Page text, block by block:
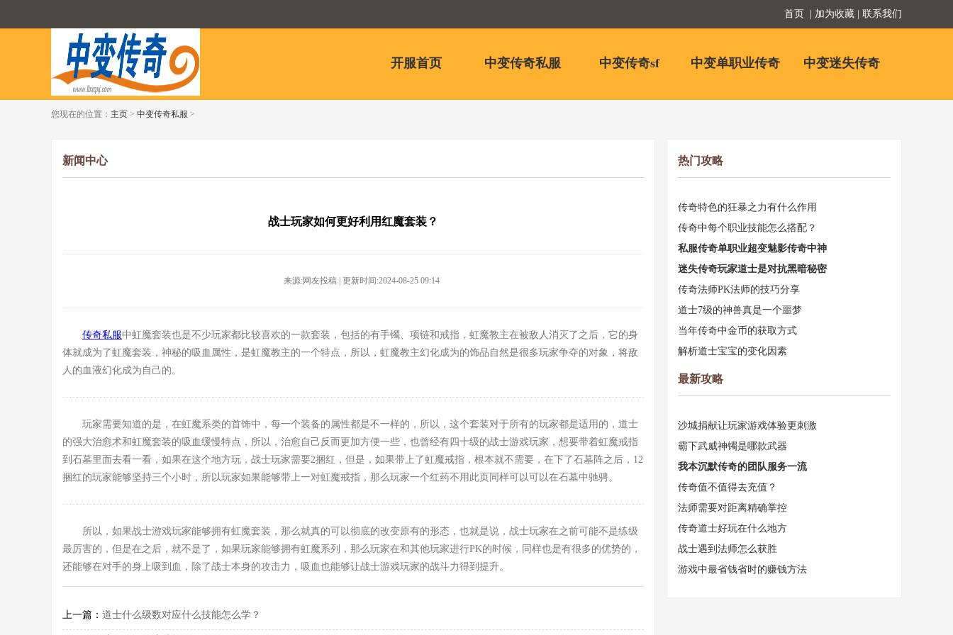
首页 | 加为收藏 | 联系我们
开服首页 中变传奇私服 中变传奇sf 中变单职业传奇 中变迷失传奇
您现在的位置： 主页 > 中变传奇私服 >
新闻中心
战士玩家如何更好利用红魔套装？
来源:网友投稿 | 更新时间:2024-08-25 09:14
传奇私服中虹魔套装也是不少玩家都比较喜欢的一款套装，包括的有手镯、项链和戒指，虹魔教主在被敌人消灭了之后，它的身
体就成为了虹魔套装，神秘的吸血属性，是虹魔教主的一个特点，所以，虹魔教主幻化成为的饰品自然是很多玩家争夺的对象，将敌
人的血液幻化成为自己的。
玩家需要知道的是，在虹魔系类的首饰中，每一个装备的属性都是不一样的，所以，这个套装对于所有的玩家都是适用的，道士
的强大治愈术和虹魔套装的吸血缓慢特点，所以，治愈自己反而更加方便一些，也曾经有四十级的战士游戏玩家，想要带着虹魔戒指
到石墓里面去看一看，如果在这个地方玩，战士玩家需要2捆红，但是，如果带上了虹魔戒指，根本就不需要，在下了石墓阵之后，12
捆红的玩家能够坚持三个小时，所以玩家如果能够带上一对虹魔戒指，那么玩家一个红药不用此页同样可以可以在石墓中驰骋。
所以，如果战士游戏玩家能够拥有虹魔套装，那么就真的可以彻底的改变原有的形态，也就是说，战士玩家在之前可能不是练级
最厉害的，但是在之后，就不是了，如果玩家能够拥有虹魔系列，那么玩家在和其他玩家进行PK的时候，同样也是有很多的优势的，
还能够在对手的身上吸到血，除了战士本身的攻击力，吸血也能够让战士游戏玩家的战斗力得到提升。
上一篇： 道士什么级数对应什么技能怎么学？
热门攻略
传奇特色的狂暴之力有什么作用
传奇中每个职业技能怎么搭配？
私服传奇单职业超变魅影传奇中神
迷失传奇玩家道士是对抗黑暗秘密
传奇法师PK法师的技巧分享
道士7级的神兽真是一个噩梦
当年传奇中金币的获取方式
解析道士宝宝的变化因素
最新攻略
沙城捐献让玩家游戏体验更刺激
霸下武威神镯是哪款武器
我本沉默传奇的团队服务一流
传奇值不值得去充值？
法师需要对距离精确掌控
传奇道士好玩在什么地方
战士遇到法师怎么获胜
游戏中最省钱省时的赚钱方法